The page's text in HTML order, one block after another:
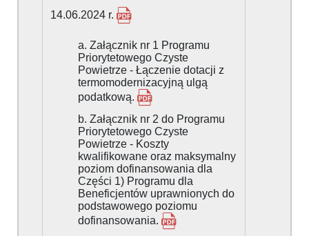
14.06.2024 r.
a. Załącznik nr 1 Programu
Priorytetowego Czyste
Powietrze - Łączenie dotacji z
termomodernizacyjną ulgą
podatkową.
b. Załącznik nr 2 do Programu
Priorytetowego Czyste
Powietrze - Koszty
kwalifikowane oraz maksymalny
poziom dofinansowania dla
Części 1) Programu dla
Beneficjentów uprawnionych do
podstawowego poziomu
dofinansowania.